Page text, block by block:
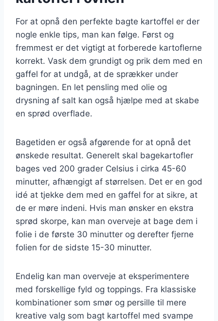
For at opnå den perfekte bagte kartoffel er der
nogle enkle tips, man kan følge. Først og
fremmest er det vigtigt at forberede kartoflerne
korrekt. Vask dem grundigt og prik dem med en
gaffel for at undgå, at de sprækker under
bagningen. En let pensling med olie og
drysning af salt kan også hjælpe med at skabe
en sprød overflade.
Bagetiden er også afgørende for at opnå det
ønskede resultat. Generelt skal bagekartofler
bages ved 200 grader Celsius i cirka 45-60
minutter, afhængigt af størrelsen. Det er en god
idé at tjekke dem med en gaffel for at sikre, at
de er møre indeni. Hvis man ønsker en ekstra
sprød skorpe, kan man overveje at bage dem i
folie i de første 30 minutter og derefter fjerne
folien for de sidste 15-30 minutter.
Endelig kan man overveje at eksperimentere
med forskellige fyld og toppings. Fra klassiske
kombinationer som smør og persille til mere
kreative valg som bagt kartoffel med svampe